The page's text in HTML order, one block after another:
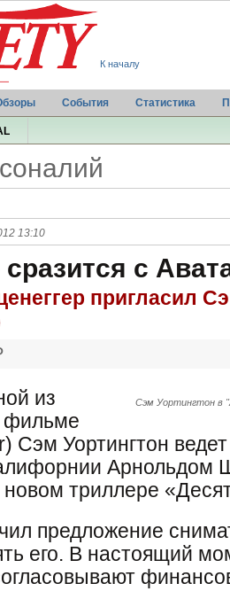
К началу
События Статистика
13:10
с
пригласил
Сэм Уортингтон в
из
фильме
Сэм Уортингтон
Арнольдом
триллере
предложение
его. В настоящий